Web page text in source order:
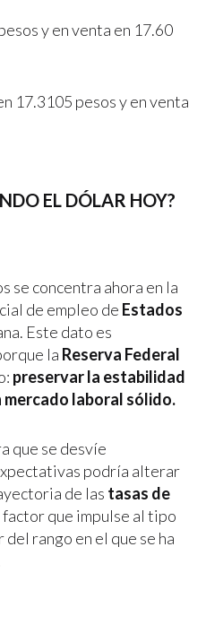
y en venta en 17.60
17.3105 pesos y en venta
EL DÓLAR HOY?
se concentra ahora en la
de empleo de Estados
Este dato es
la Reserva Federal
preservar la estabilidad
laboral sólido.
que se desvíe
podría alterar
de las tasas de
que impulse al tipo
del rango en el que se ha